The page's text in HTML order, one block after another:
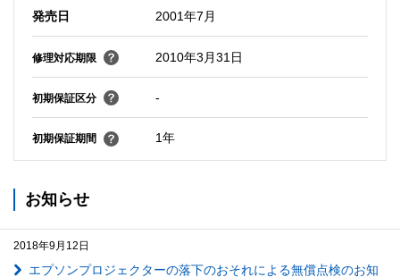
発売日 2001年7月
修理対応期限 2010年3月31日
初期保証区分 -
初期保証期間 1年
お知らせ
2018年9月12日
エプソンプロジェクターの落下のおそれによる無償点検のお知